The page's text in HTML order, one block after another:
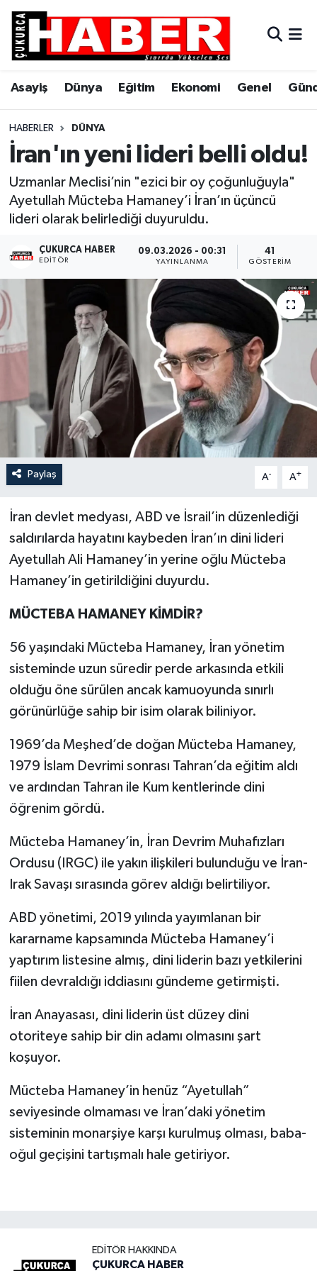
Asayiş Dünya Eğitim Ekonomi Genel
HABERLER DÜNYA
İran'ın yeni lideri belli oldu!
Uzmanlar Meclisi’nin "ezici bir oy çoğunluğuyla"
Ayetullah Mücteba Hamaney’i İran’ın üçüncü
lideri olarak belirlediği duyuruldu.
ÇUKURCA HABER
EDITÖR
09.03.2026 - 00:31
YAYINLANMA
41
GÖSTERIM
Paylaş A- A+
İran devlet medyası, ABD ve İsrail’in düzenlediği
saldırılarda hayatını kaybeden İran’ın dini lideri
Ayetullah Ali Hamaney’in yerine oğlu Mücteba
Hamaney’in getirildiğini duyurdu.
MÜCTEBA HAMANEY KİMDİR?
56 yaşındaki Mücteba Hamaney, İran yönetim
sisteminde uzun süredir perde arkasında etkili
olduğu öne sürülen ancak kamuoyunda sınırlı
görünürlüğe sahip bir isim olarak biliniyor.
1969’da Meşhed’de doğan Mücteba Hamaney,
1979 İslam Devrimi sonrası Tahran’da eğitim aldı
ve ardından Tahran ile Kum kentlerinde dini
öğrenim gördü.
Mücteba Hamaney’in, İran Devrim Muhafızları
Ordusu (IRGC) ile yakın ilişkileri bulunduğu ve İran-
Irak Savaşı sırasında görev aldığı belirtiliyor.
ABD yönetimi, 2019 yılında yayımlanan bir
kararname kapsamında Mücteba Hamaney’i
yaptırım listesine almış, dini liderin bazı yetkilerini
fiilen devraldığı iddiasını gündeme getirmişti.
İran Anayasası, dini liderin üst düzey dini
otoriteye sahip bir din adamı olmasını şart
koşuyor.
Mücteba Hamaney’in henüz “Ayetullah”
seviyesinde olmaması ve İran’daki yönetim
sisteminin monarşiye karşı kurulmuş olması, baba-
oğul geçişini tartışmalı hale getiriyor.
EDITÖR HAKKINDA
ÇUKURCA HABER
Asayiş
Dünya
Eğitim
Ekonomi
Genel
Siyaset
Son Dakika
Teknoloji
Yaşam
Hava Durumu
Trafik Durumu
Süper Lig Puan Durumu ve Fikstür
Tüm Manşetler
Son Dakika Haberleri